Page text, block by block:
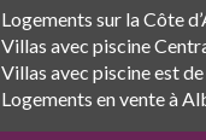
Logements sur la Côte
Villas avec piscine
Villas avec piscine est
Logements en vente à